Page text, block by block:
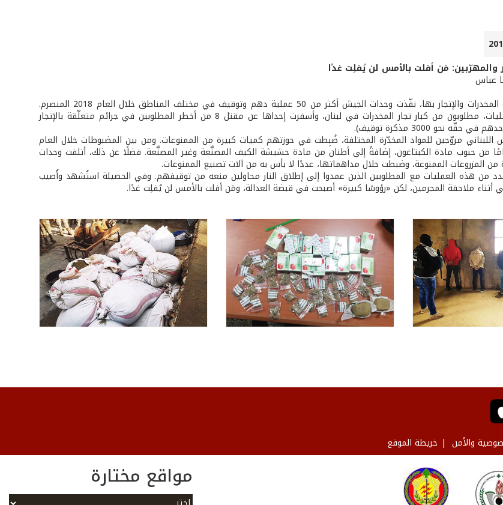
والمهرّبين: مَن أفلت بالأمس لن يُفلِت غدًا
عباس
في إطار مكافحة آفة المخدرات والإتجار بها، نفّذت وحدات الجيش أكثر من 50 عملية دهم وتوقيف في مختلف المناطق خلال العام 2018 المنصرم.
أُوقف خلال هذه العمليات، مطلوبون من كبار تجار المخدرات في لبنان، وأسفرت إحداها عن مقتل 8 من أخطر المطلوبين في جرائم متعلّقة بالإتجار
نحو 3000 مذكرة توقيف).
مروّجين للمواد المخدّرة المختلفة، ضُبِطت في حوزتهم كميات كبيرة من الممنوعات. ومن بين المضبوطات خلال العام
80 كيلوغرامًا من حبوب مادة الكبتاغون، إضافةً إلى أطنان من مادة حشيشة الكيف المصنَّعة وغير المصنَّعة. فضلًا عن ذلك، أتلفت وحدات
المزروعات الممنوعة، وضبطت خلال مداهماتها، عددًا لا بأس به من آلات تصنيع الممنوعات.
من هذه العمليات مع المطلوبين الذين عمدوا إلى إطلاق النار محاولين منعه من توقيفهم. وفي الحصيلة استُشهد وأُصيب
ملاحقة المجرمين، لكن «رؤوسًا كبيرة» أصبحت في قبضة العدالة، ومَن أفلت بالأمس لن يُفلِت غدًا.
والأمن خريطة الموقع
مواقع مختارة